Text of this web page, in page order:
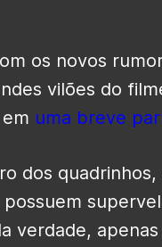
os novos
vilões do
uma breve
dos
possuem
verdade,